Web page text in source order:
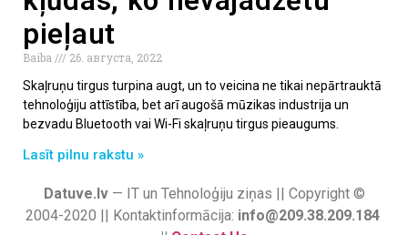
pieļaut
Baiba
26. августа, 2022
Skaļruņu tirgus turpina augt, un to veicina ne tikai nepārtrauktā
tehnoloģiju attīstība, bet arī augošā mūzikas industrija un
bezvadu Bluetooth vai Wi-Fi skaļruņu tirgus pieaugums.
Lasīt pilnu rakstu »
Datuve.lv— IT un Tehnoloģiju ziņas || Copyright ©
2004-2020 || Kontaktinformācija: info@209.38.209.184